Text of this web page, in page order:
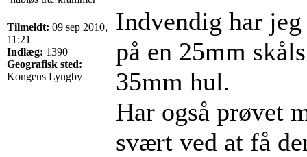
Tilmeldt: 09 sep 2010,
11:21
Indlæg: 1390
Geografisk sted:
Kongens Lyngby
Indvendig har
på en 25mm
35mm hul.
Har også prøvet
svært ved at få